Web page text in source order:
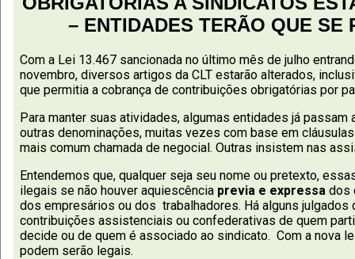
– ENTIDADES TERÃO QUE SE
Com a Lei 13.467 sancionada no último mês de julho
novembro, diversos artigos da CLT estarão alterados,
que permitia a cobrança de contribuições obrigatórias por
Para manter suas atividades, algumas entidades já passam
outras denominações, muitas vezes com base em
mais comum chamada de negocial. Outras insistem nas
Entendemos que, qualquer seja seu nome ou pretexto,
ilegais se não houver aquiescência previa e expressa dos
dos empresários ou dos trabalhadores. Há alguns julgados
contribuições assistenciais ou confederativas de quem
decide ou de quem é associado ao sindicato. Com a nova
podem serão legais.